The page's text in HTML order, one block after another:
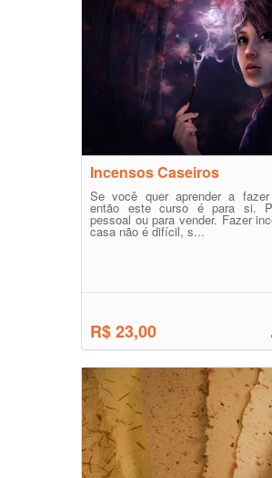
Incensos Caseiros
Se você quer aprender a
então este curso é para si.
pessoal ou para vender. Fazer
casa não é difícil, s...
R$ 23,00